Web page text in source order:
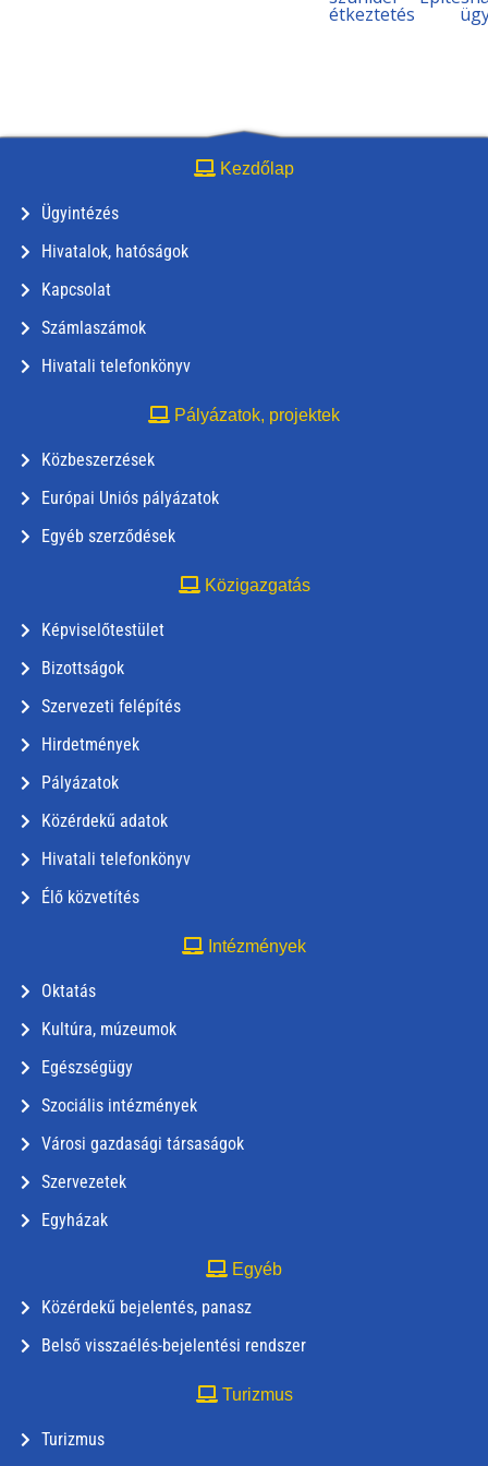
étkeztetés
Kezdőlap
Ügyintézés
Hivatalok, hatóságok
Kapcsolat
Számlaszámok
Hivatali telefonkönyv
Pályázatok, projektek
Közbeszerzések
Európai Uniós pályázatok
Egyéb szerződések
Közigazgatás
Képviselőtestület
Bizottságok
Szervezeti felépítés
Hirdetmények
Pályázatok
Közérdekű adatok
Hivatali telefonkönyv
Élő közvetítés
Intézmények
Oktatás
Kultúra, múzeumok
Egészségügy
Szociális intézmények
Városi gazdasági társaságok
Szervezetek
Egyházak
Egyéb
Közérdekű bejelentés, panasz
Belső visszaélés-bejelentési rendszer
Turizmus
Turizmus